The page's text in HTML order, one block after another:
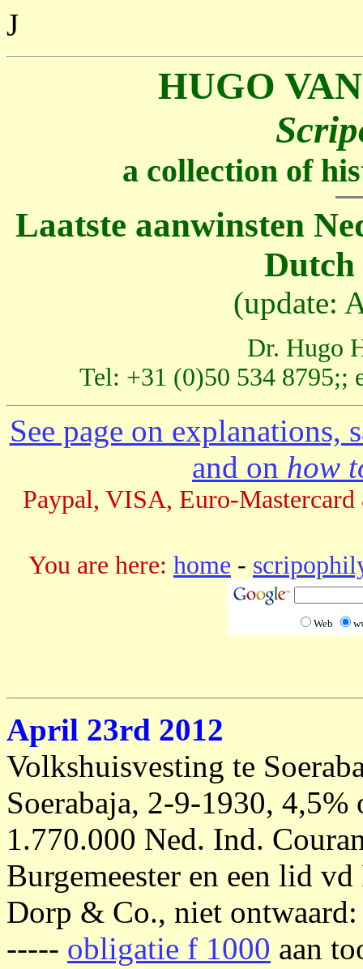
J
HUGO
a collection of
Laatste aanwinsten
Dutch
(update:
Dr. Hugo
Tel: +31 (0)50 534 8795;;
See page on explanations,
and on how
Paypal, VISA, Euro-Mastercard
You are here: home -
Web
April 23rd 2012
Volkshuisvesting te
Soerabaja, 2-9-1930,
1.770.000 Ned. Ind.
Burgemeester en een lid
Dorp & Co., niet ontwaard:
----- obligatie f 1000 aan